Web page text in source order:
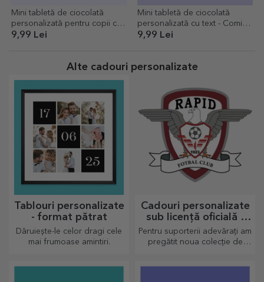
Mini tabletă de ciocolată
personalizată pentru copii cu
mesaj - Absolvent de grădiniță
9,99 Lei
Mini tabletă de ciocolată
personalizată cu text - Comic
style school
9,99 Lei
Alte cadouri personalizate
Tablouri personalizate
- format pătrat
Dăruiește-le celor dragi cele
mai frumoase amintiri.
Cadouri personalizate
sub licență oficială -
FC Rapid 1923
București
Pentru suporterii adevărați am
pregătit noua colecție de